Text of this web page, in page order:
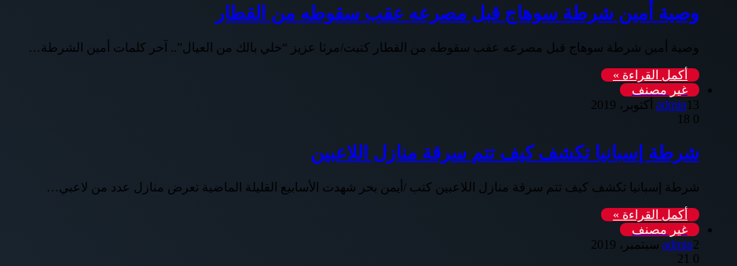
وصية أمين شرطة سوهاج قبل مصرعه عقب سقوطه من القطار
وصية أمين شرطة سوهاج قبل مصرعه عقب سقوطه من القطار كتبت/مرثا عزيز “خلي بالك من العيال”.. آخر كلمات أمين الشرطة…
أكمل القراءة »
غير مصنف
admin 13 أكتوبر، 2019
0
شرطة إسبانيا تكشف كيف تتم سرقة منازل اللاعبين
شرطة إسبانيا تكشف كيف تتم سرقة منازل اللاعبين كتب /أيمن بحر شهدت الأسابيع القليلة الماضية تعرض منازل عدد من لاعبي…
أكمل القراءة »
غير مصنف
admin2 سبتمبر، 2019
0